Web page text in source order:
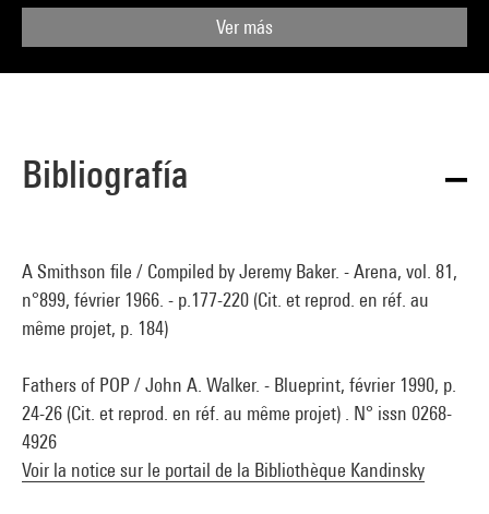
Ver más
Bibliografía
A Smithson file / Compiled by Jeremy Baker. - Arena, vol. 81,
n°899, février 1966. - p.177-220 (Cit. et reprod. en réf. au
même projet, p. 184)
Fathers of POP / John A. Walker. - Blueprint, février 1990, p.
24-26 (Cit. et reprod. en réf. au même projet) . N° issn 0268-
4926
Voir la notice sur le portail de la Bibliothèque Kandinsky